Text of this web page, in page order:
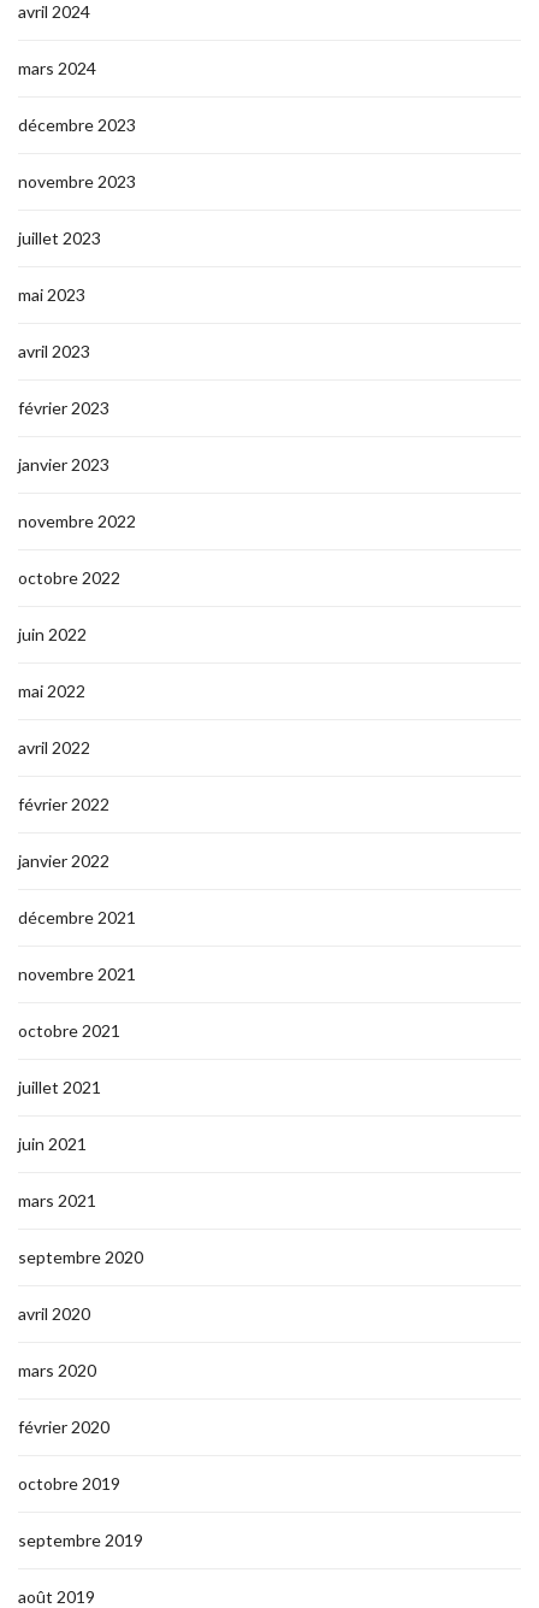
avril 2024
mars 2024
décembre 2023
novembre 2023
juillet 2023
mai 2023
avril 2023
février 2023
janvier 2023
novembre 2022
octobre 2022
juin 2022
mai 2022
avril 2022
février 2022
janvier 2022
décembre 2021
novembre 2021
octobre 2021
juillet 2021
juin 2021
mars 2021
septembre 2020
avril 2020
mars 2020
février 2020
octobre 2019
septembre 2019
août 2019